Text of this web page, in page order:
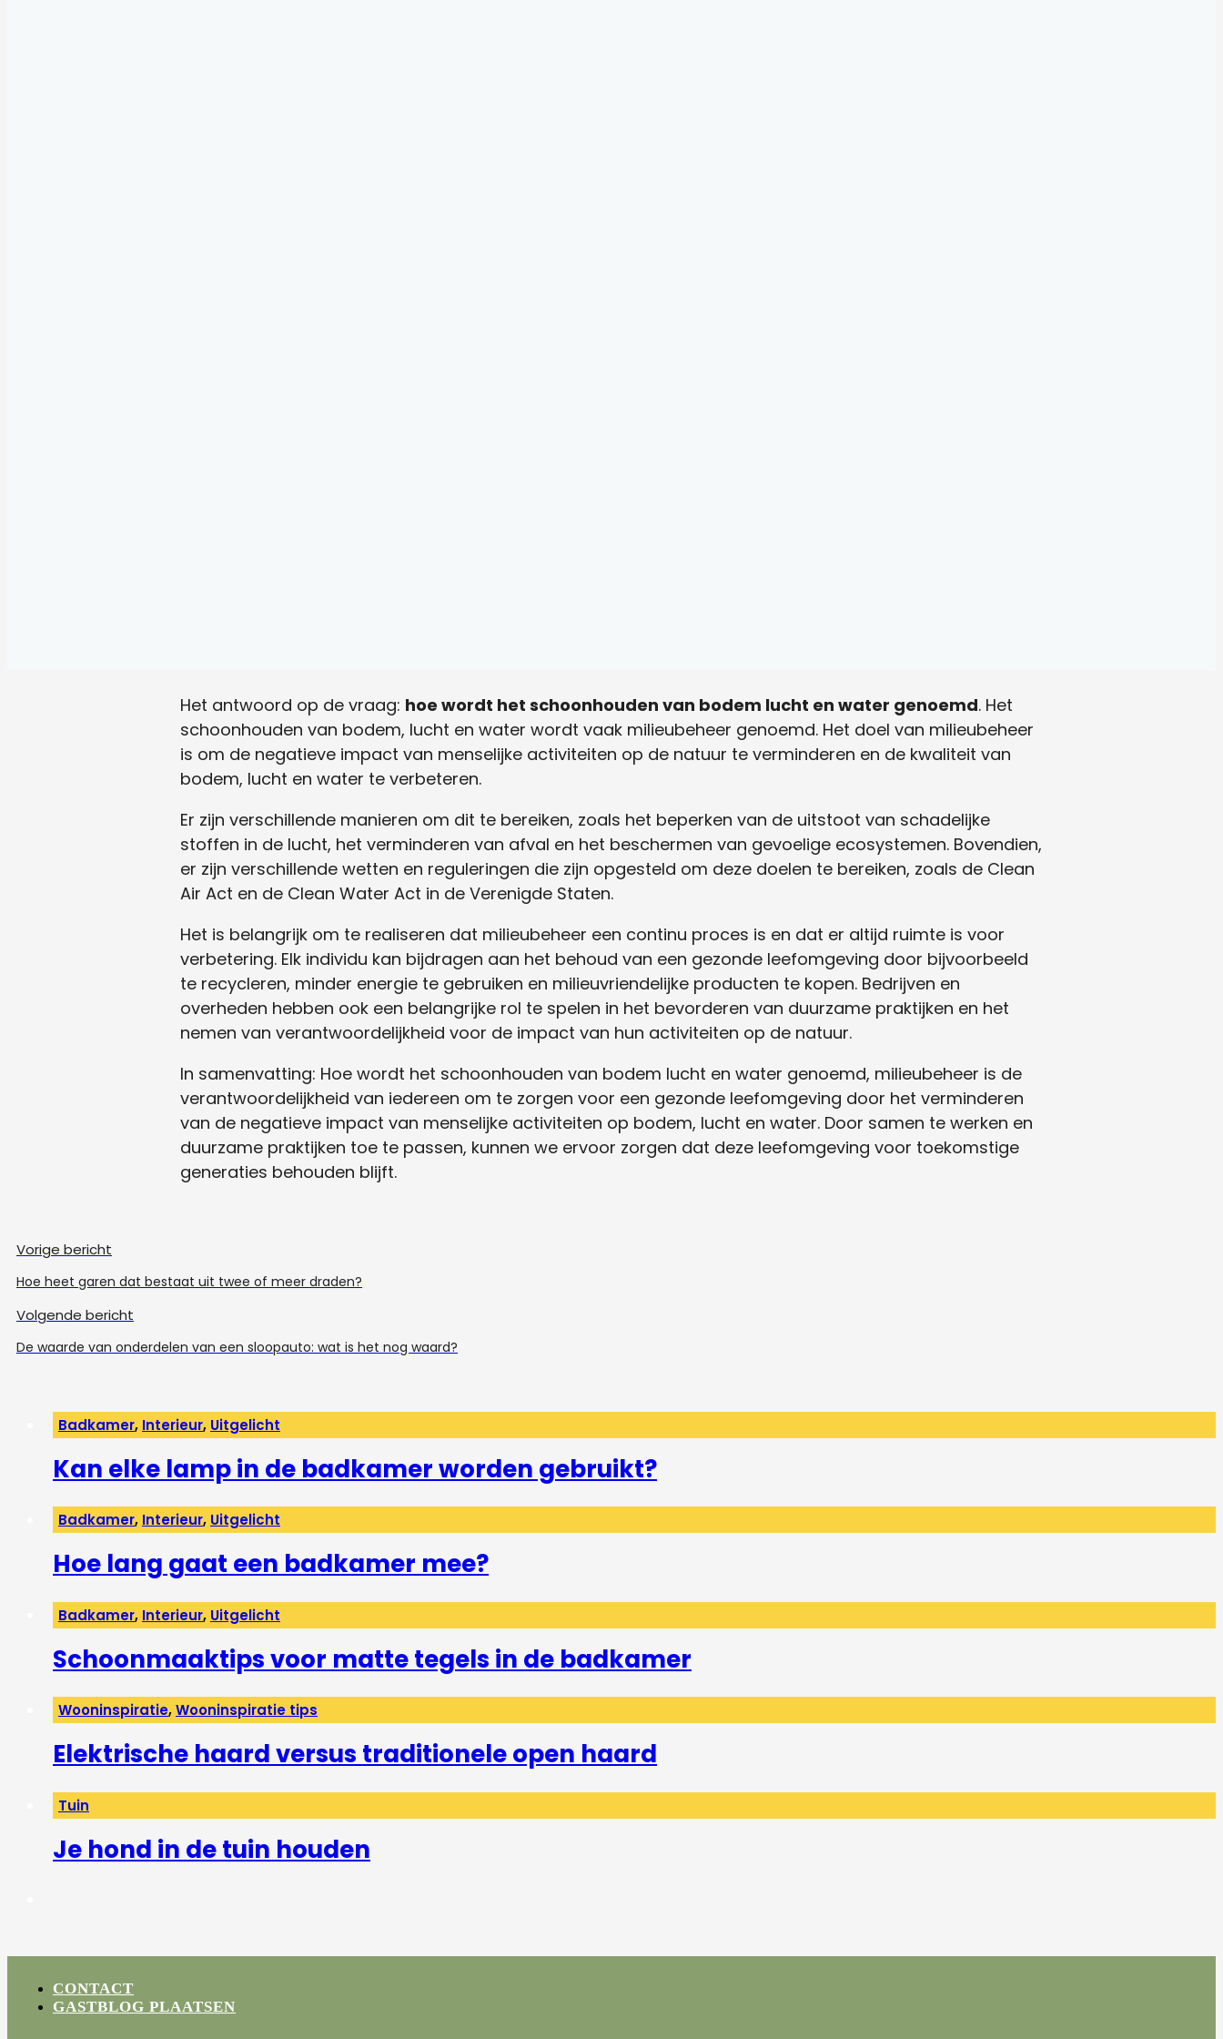
Het antwoord op de vraag: hoe wordt het schoonhouden van bodem lucht en water genoemd. Het
schoonhouden van bodem, lucht en water wordt vaak milieubeheer genoemd. Het doel van milieubeheer
is om de negatieve impact van menselijke activiteiten op de natuur te verminderen en de kwaliteit van
bodem, lucht en water te verbeteren.
Er zijn verschillende manieren om dit te bereiken, zoals het beperken van de uitstoot van schadelijke
stoffen in de lucht, het verminderen van afval en het beschermen van gevoelige ecosystemen. Bovendien,
er zijn verschillende wetten en reguleringen die zijn opgesteld om deze doelen te bereiken, zoals de Clean
Air Act en de Clean Water Act in de Verenigde Staten.
Het is belangrijk om te realiseren dat milieubeheer een continu proces is en dat er altijd ruimte is voor
verbetering. Elk individu kan bijdragen aan het behoud van een gezonde leefomgeving door bijvoorbeeld
te recycleren, minder energie te gebruiken en milieuvriendelijke producten te kopen. Bedrijven en
overheden hebben ook een belangrijke rol te spelen in het bevorderen van duurzame praktijken en het
nemen van verantwoordelijkheid voor de impact van hun activiteiten op de natuur.
In samenvatting: Hoe wordt het schoonhouden van bodem lucht en water genoemd, milieubeheer is de
verantwoordelijkheid van iedereen om te zorgen voor een gezonde leefomgeving door het verminderen
van de negatieve impact van menselijke activiteiten op bodem, lucht en water. Door samen te werken en
duurzame praktijken toe te passen, kunnen we ervoor zorgen dat deze leefomgeving voor toekomstige
generaties behouden blijft.
Vorige bericht
Hoe heet garen dat bestaat uit twee of meer draden?
Volgende bericht
De waarde van onderdelen van een sloopauto: wat is het nog waard?
Badkamer, Interieur, Uitgelicht
Kan elke lamp in de badkamer worden gebruikt?
Badkamer, Interieur, Uitgelicht
Hoe lang gaat een badkamer mee?
Badkamer, Interieur, Uitgelicht
Schoonmaaktips voor matte tegels in de badkamer
Wooninspiratie,Wooninspiratie tips
Elektrische haard versus traditionele open haard
Tuin
Je hond in de tuin houden
CONTACT
GASTBLOG PLAATSEN